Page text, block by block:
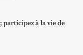
à la vie de